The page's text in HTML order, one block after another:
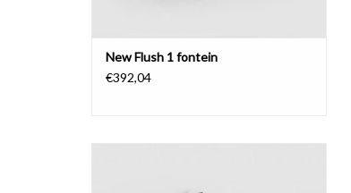
New Flush 1 fontein
€392,04